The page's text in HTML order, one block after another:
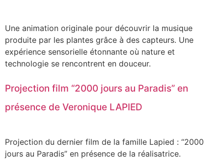
Une animation originale pour découvrir la musique
produite par les plantes grâce à des capteurs. Une
expérience sensorielle étonnante où nature et
technologie se rencontrent en douceur.
Projection film “2000 jours au Paradis” en
présence de Veronique LAPIED
Projection du dernier film de la famille Lapied : “2000
jours au Paradis” en présence de la réalisatrice.